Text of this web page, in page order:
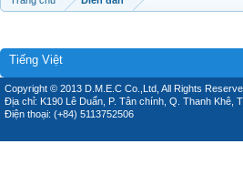
Tiếng Việt
Copyright © 2013 D.M.E.C Co.,Ltd, All Rights
Địa chỉ: K190 Lê Duẩn, P. Tân chính, Q. Thanh Khê,
Điện thoại: (+84) 5113752506